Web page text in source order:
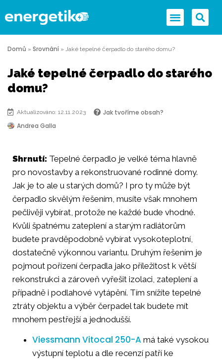
Domů » Srovnání » Jaké tepelné čerpadlo do starého domu?
Jaké tepelné čerpadlo do starého
domu?
Aktualizováno: 12.11.2023
Jak tvoříme obsah?
Andrea Galla
Shrnutí: Tepelné čerpadlo je velké téma hlavně
pro novostavby a rekonstruované rodinné domy.
Jak je to ale u starých domů? I pro ty může být
čerpadlo skvělým řešením, musíte však mnohem
pečlivěji vybírat, protože ne každé bude vhodné.
Kvůli špatnému zateplení a starým radiátorům
budete pravděpodobně vybírat vysokoteplotní,
dostatečně výkonnou variantu. Druhým řešením je
pojmout pořízení čerpadla jako příležitost k větší
rekonstrukci a zároveň vyřešit izolaci, zateplení a
případně i podlahové vytápění. Tím snížíte tepelné
ztráty objektu a výběr čerpadel tak budete mít
mnohem pestřejší a jednodušší.
Viessmann Vitocal 250-A má také vysokou
výstupní teplotu a dle recenzí patří ke